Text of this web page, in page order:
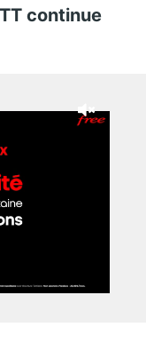
continue